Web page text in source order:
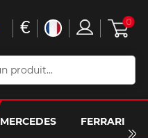
MERCEDES FERRARI
€ 0